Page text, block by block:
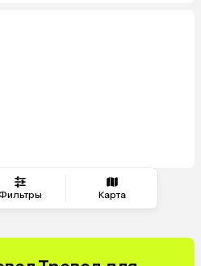
Карта